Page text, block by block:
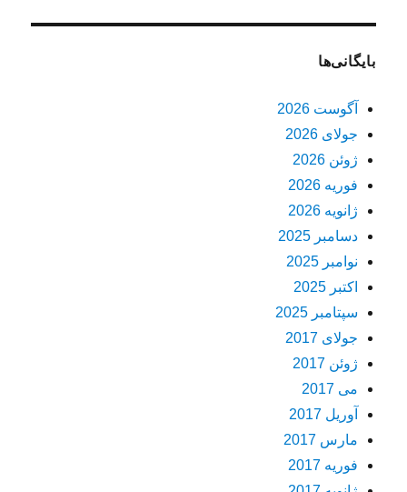
بایگانی‌ها
آگوست 2026
جولای 2026
ژوئن 2026
فوریه 2026
ژانویه 2026
دسامبر 2025
نوامبر 2025
اکتبر 2025
سپتامبر 2025
جولای 2017
ژوئن 2017
می 2017
آوریل 2017
مارس 2017
فوریه 2017